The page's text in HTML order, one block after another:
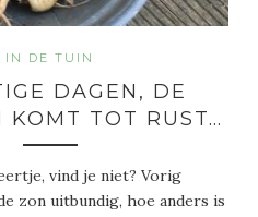
IN DE TUIN
DAGEN, DE
KOMT TOT RUST…
vind je niet? Vorig
zon uitbundig, hoe anders is